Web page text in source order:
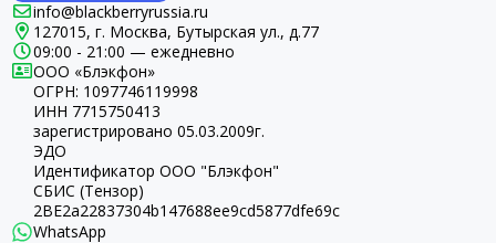
info@blackberryrussia.ru
127015, г. Москва, Бутырская ул., д.77
09:00 - 21:00 — ежедневно
ООО «Блэкфон»
ОГРН: 1097746119998
ИНН 7715750413
зарегистрировано 05.03.2009г.
ЭДО
Идентификатор ООО "Блэкфон"
СБИС (Тензор)
2BE2a22837304b147688ee9cd5877dfe69c
WhatsApp